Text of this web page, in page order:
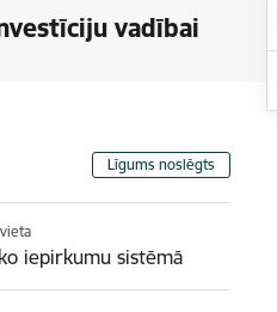
vadībai
Līgums noslēgts
iepirkumu sistēmā